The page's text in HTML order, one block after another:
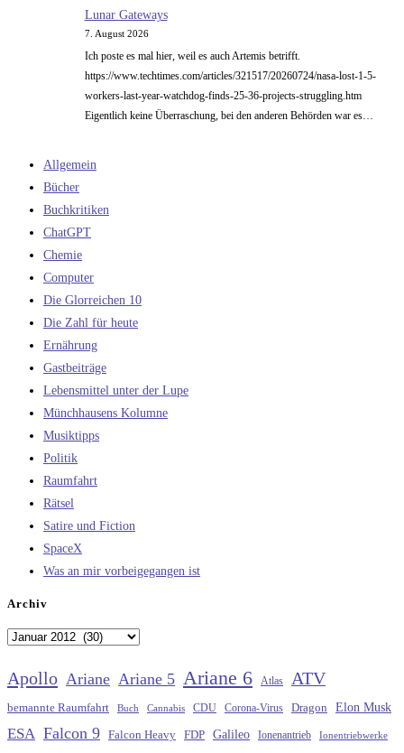
Lunar Gateways
7. August 2026
Ich poste es mal hier, weil es auch Artemis betrifft.
https://www.techtimes.com/articles/321517/20260724/nasa-lost-1-5-
workers-last-year-watchdog-finds-25-36-projects-struggling.htm
Eigentlich keine Überraschung, bei den anderen Behörden war es…
Allgemein
Bücher
Buchkritiken
ChatGPT
Chemie
Computer
Die Glorreichen 10
Die Zahl für heute
Ernährung
Gastbeiträge
Lebensmittel unter der Lupe
Münchhausens Kolumne
Musiktipps
Politik
Raumfahrt
Rätsel
Satire und Fiction
SpaceX
Was an mir vorbeigegangen ist
Archiv
Archiv
Apollo Ariane Ariane 5 Ariane 6 Atlas ATV
bemannte Raumfahrt Buch Cannabis CDU Corona-Virus Dragon Elon Musk
ESA Falcon 9 Falcon Heavy FDP Galileo Ionenantrieb Ionentriebwerke